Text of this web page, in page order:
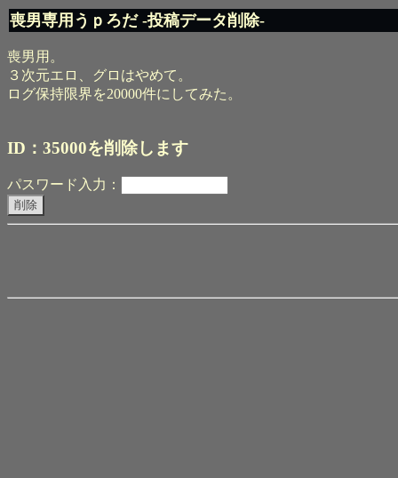
喪男専用うｐろだ -投稿データ削除-
喪男用。
３次元エロ、グロはやめて。
ログ保持限界を20000件にしてみた。
ID：35000を削除します
パスワード入力：